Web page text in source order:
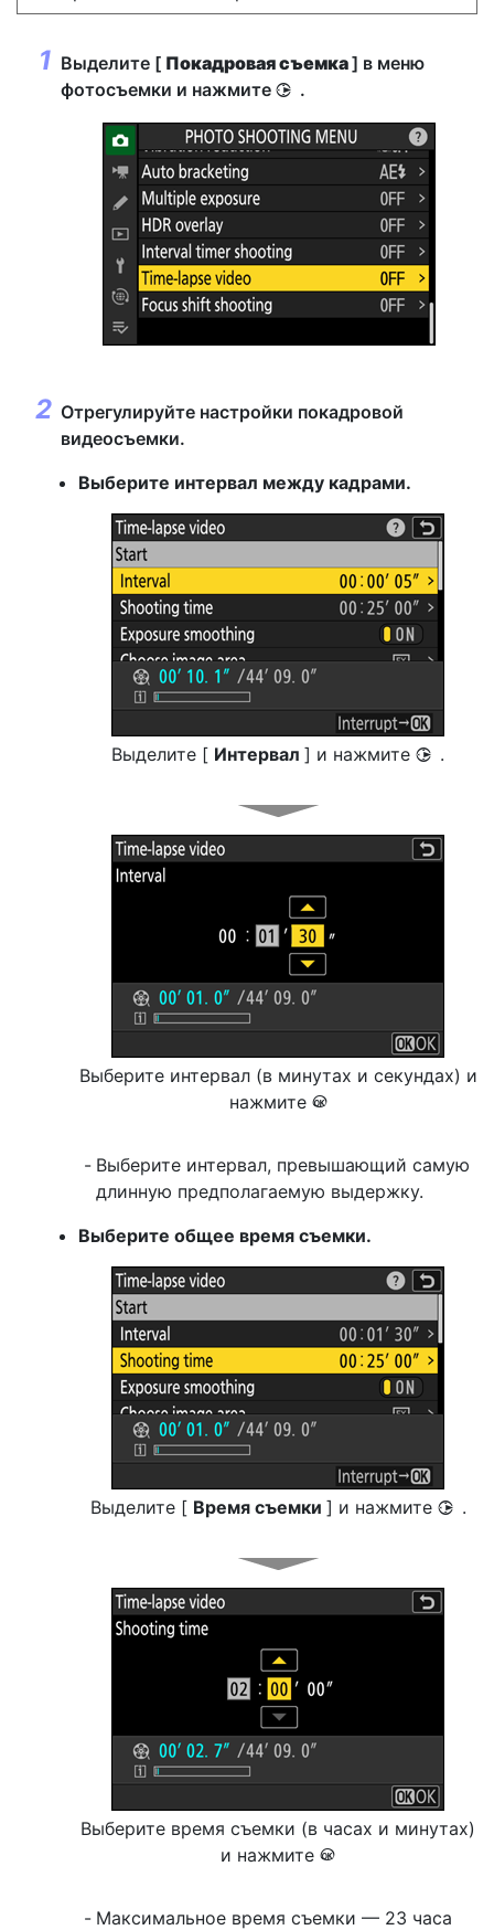
Выделите [ Покадровая съемка] в меню
фотосъемки и нажмите 2 .
Отрегулируйте настройки покадровой
видеосъемки.
Выберите интервал между кадрами.
Выделите [ Интервал ] и нажмите 2 .
Выберите интервал (в минутах и секундах) и
нажмите J
Выберите интервал, превышающий самую
длинную предполагаемую выдержку.
Выберите общее время съемки.
Выделите [ Время съемки ] и нажмите 2 .
Выберите время съемки (в часах и минутах)
и нажмите J
Максимальное время съемки — 23 часа